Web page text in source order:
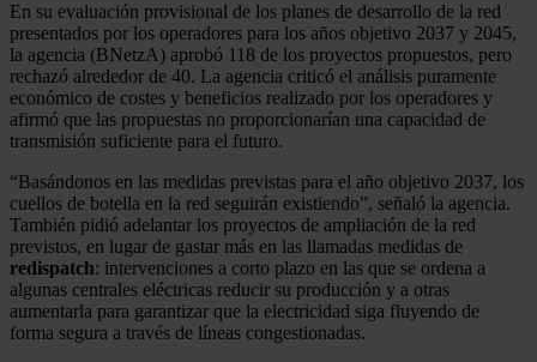
En su evaluación provisional de los planes de desarrollo de la red
presentados por los operadores para los años objetivo 2037 y 2045,
la agencia (BNetzA) aprobó 118 de los proyectos propuestos, pero
rechazó alrededor de 40. La agencia criticó el análisis puramente
económico de costes y beneficios realizado por los operadores y
afirmó que las propuestas no proporcionarían una capacidad de
transmisión suficiente para el futuro.
“Basándonos en las medidas previstas para el año objetivo 2037, los
cuellos de botella en la red seguirán existiendo”, señaló la agencia.
También pidió adelantar los proyectos de ampliación de la red
previstos, en lugar de gastar más en las llamadas medidas de
redispatch: intervenciones a corto plazo en las que se ordena a
algunas centrales eléctricas reducir su producción y a otras
aumentarla para garantizar que la electricidad siga fluyendo de
forma segura a través de líneas congestionadas.